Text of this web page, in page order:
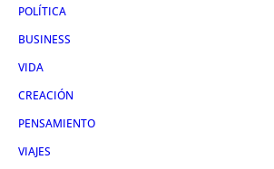
POLÍTICA
BUSINESS
VIDA
CREACIÓN
PENSAMIENTO
VIAJES